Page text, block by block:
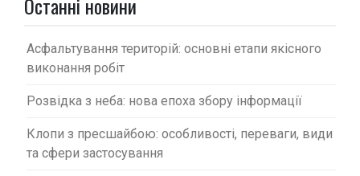
Асфальтування територій: основні етапи якісного
виконання робіт
Розвідка з неба: нова епоха збору інформації
Клопи з пресшайбою: особливості, переваги, види
та сфери застосування